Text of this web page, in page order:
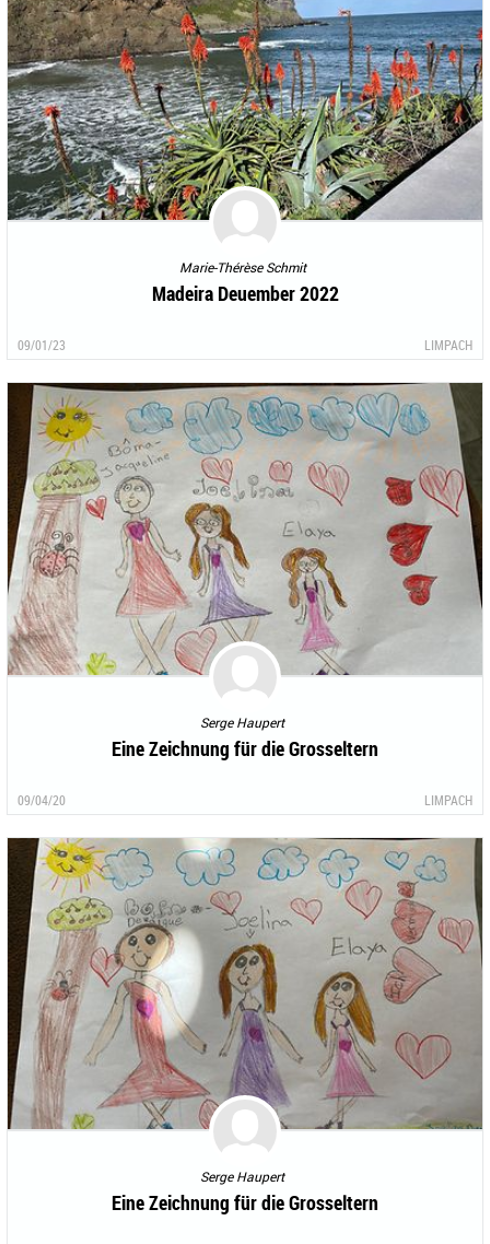
Marie-Thérèse Schmit
Madeira Deuember 2022
09/01/23 LIMPACH
Serge Haupert
Eine Zeichnung für die Grosseltern
09/04/20 LIMPACH
Serge Haupert
Eine Zeichnung für die Grosseltern